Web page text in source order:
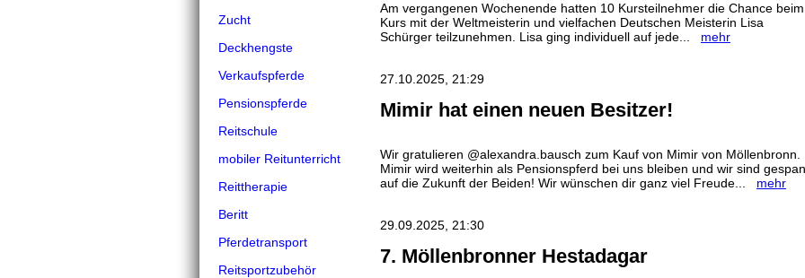
Zucht
Deckhengste
Verkaufspferde
Pensionspferde
Reitschule
mobiler Reitunterricht
Reittherapie
Beritt
Pferdetransport
Reitsportzubehör
Am vergangenen Wochenende hatten 10 Kursteilnehmer die Chance beim
Kurs mit der Weltmeisterin und vielfachen Deutschen Meisterin Lisa
Schürger teilzunehmen. Lisa ging individuell auf jede... mehr
27.10.2025, 21:29
Mimir hat einen neuen Besitzer!
Wir gratulieren @alexandra.bausch zum Kauf von Mimir von Möllenbronn.
Mimir wird weiterhin als Pensionspferd bei uns bleiben und wir sind
auf die Zukunft der Beiden! Wir wünschen dir ganz viel Freude... mehr
29.09.2025, 21:30
7. Möllenbronner Hestadagar